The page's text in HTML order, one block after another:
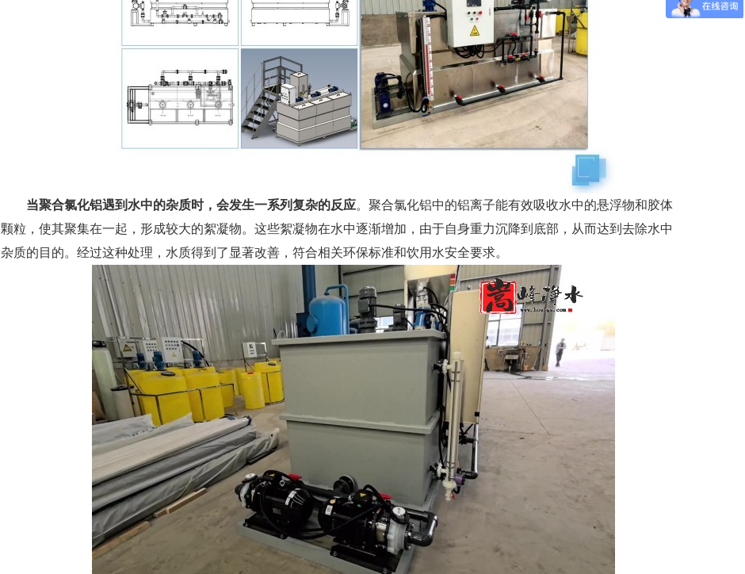
当聚合氯化铝遇到水中的杂质时，会发生一系列复杂的反应。聚合氯化铝中的铝离子能有效吸收水中的悬浮物和胶体
颗粒，使其聚集在一起，形成较大的絮凝物。这些絮凝物在水中逐渐增加，由于自身重力沉降到底部，从而达到去除水中
杂质的目的。经过这种处理，水质得到了显著改善，符合相关环保标准和饮用水安全要求。